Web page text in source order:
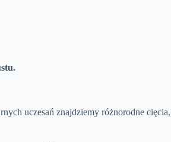
uczesań znajdziemy różnorodne